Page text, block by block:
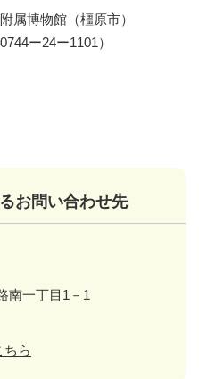
属博物館（橿原市）
ー24ー1101）
お問い合わせ先
南一丁目1－1
ちら